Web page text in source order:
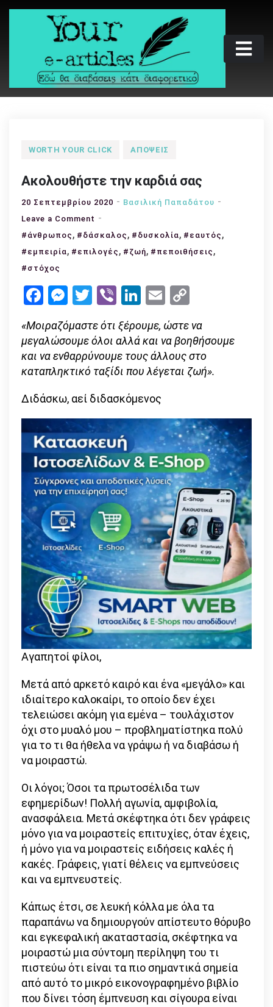
Skip
Your e-articles
Εδώ θα διαβάσεις κάτι διαφορετικό
WORTH YOUR CLICK ΑΠΌΨΕΙΣ
Ακολουθήστε την καρδιά σας
20 Σεπτεμβρίου 2020
Βασιλική Παπαδάτου
Leave a Comment on
Ακολουθήστε
#άνθρωπος , #δάσκαλος , #δυσκολία, #εαυτός ,
#εμπειρία, #επιλογές , #ζωή, #πεποιθήσεις ,
#στόχος
Facebook
Messenger
Twitter
ViberLinkedIn
Email
«Μοιραζόμαστε ότι ξέρουμε, ώστε να
μεγαλώσουμε όλοι αλλά και να βοηθήσουμε
και να ενθαρρύνουμε τους άλλους στο
καταπληκτικό ταξίδι που λέγεται ζωή».
Διδάσκω, αεί διδασκόμενος
Αγαπητοί φίλοι,
Μετά από αρκετό καιρό και ένα «μεγάλο» και
ιδιαίτερο καλοκαίρι, το οποίο δεν έχει
τελειώσει ακόμη για εμένα – τουλάχιστον
όχι στο μυαλό μου – προβληματίστηκα πολύ
για το τι θα ήθελα να γράψω ή να διαβάσω ή
να μοιραστώ.
Οι λόγοι; Όσοι τα πρωτοσέλιδα των
εφημερίδων! Πολλή αγωνία, αμφιβολία,
ανασφάλεια. Μετά σκέφτηκα ότι δεν γράφεις
μόνο για να μοιραστείς επιτυχίες, όταν έχεις,
ή μόνο για να μοιραστείς ειδήσεις καλές ή
κακές. Γράφεις, γιατί θέλεις να εμπνεύσεις
και να εμπνευστείς.
Κάπως έτσι, σε λευκή κόλλα με όλα τα
παραπάνω να δημιουργούν απίστευτο θόρυβο
και εγκεφαλική ακαταστασία, σκέφτηκα να
μοιραστώ μια σύντομη περίληψη του τι
πιστεύω ότι είναι τα πιο σημαντικά σημεία
από αυτό το μικρό εικονογραφημένο βιβλίο
που δίνει τόση έμπνευση και σίγουρα είναι